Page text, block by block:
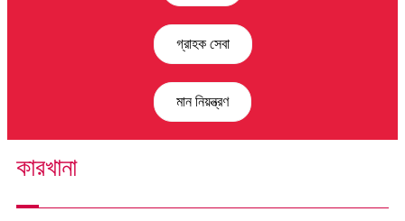
গ্রাহক সেবা
মান নিয়ন্ত্রণ
কারখানা